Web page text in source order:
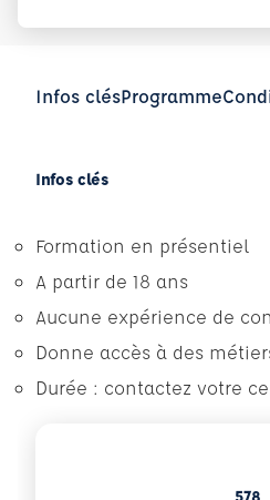
Infos clésProgramme
Infos clés
Formation en présentiel
A partir de 18 ans
Aucune expérience de
Donne accès à des
Durée : contactez votre